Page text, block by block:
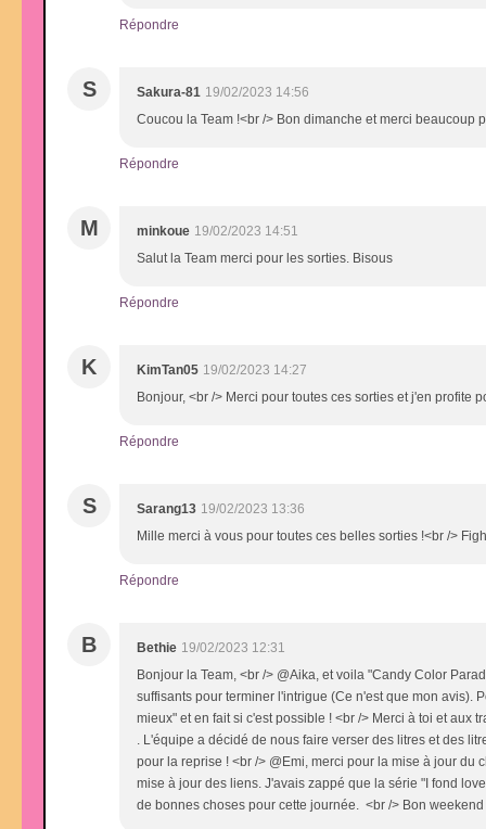
Répondre
S Sakura-81 19/02/2023 14:56
Coucou la Team !<br /> Bon dimanche et merci
Répondre
M minkoue 19/02/2023 14:51
Salut la Team merci pour les sorties. Bisous
Répondre
K KimTan05 19/02/2023 14:27
Bonjour, <br /> Merci pour toutes ces sorties et j'en profite
Répondre
S Sarang13 19/02/2023 13:36
Mille merci à vous pour toutes ces belles sorties !<br />
Répondre
B Bethie 19/02/2023 12:31
Bonjour la Team, <br /> @Aika, et voila "Candy Color
suffisants pour terminer l'intrigue (Ce n'est que mon avis).
mieux" et en fait si c'est possible ! <br /> Merci à toi et aux
. L'équipe a décidé de nous faire verser des litres et des
pour la reprise ! <br /> @Emi, merci pour la mise à jour
mise à jour des liens. J'avais zappé que la série "I fond
de bonnes choses pour cette journée. <br /> Bon